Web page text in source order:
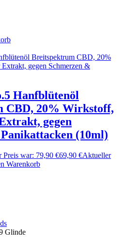
Hanfblütenöl
CBD, 20% Wirkstoff,
gegen
(10ml)
Preis war: 79,90 €69,90 €Aktueller
Warenkorb
Glinde